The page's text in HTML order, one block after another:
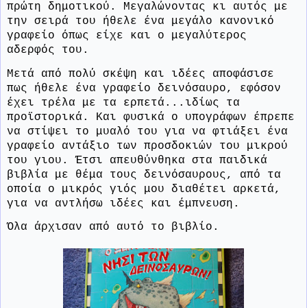
πρώτη δημοτικού. Μεγαλώνοντας κι αυτός με
την σειρά του ήθελε ένα μεγάλο κανονικό
γραφείο όπως είχε και ο μεγαλύτερος
αδερφός του.
Μετά από πολύ σκέψη και ιδέες αποφάσισε
πως ήθελε ένα γραφείο δεινόσαυρο, εφόσον
έχει τρέλα με τα ερπετά...ιδίως τα
προϊστορικά. Και φυσικά ο υπογράφων έπρεπε
να στίψει το μυαλό του για να φτιάξει ένα
γραφείο αντάξιο των προσδοκιών του μικρού
του γιου. Έτσι απευθύνθηκα στα παιδικά
βιβλία με θέμα τους δεινόσαυρους, από τα
οποία ο μικρός γιός μου διαθέτει αρκετά,
για να αντλήσω ιδέες και έμπνευση.
Όλα άρχισαν από αυτό το βιβλίο.